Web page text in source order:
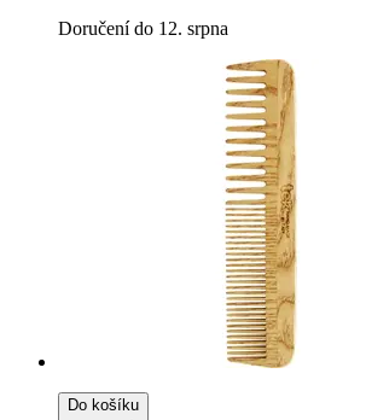
Doručení do 12. srpna
Do košíku